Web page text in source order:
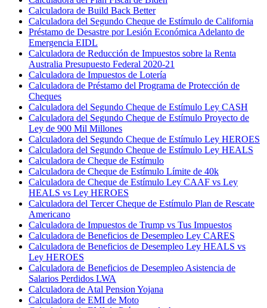
Calculadora de Build Back Better
Calculadora del Segundo Cheque de Estímulo de California
Préstamo de Desastre por Lesión Económica Adelanto de
Emergencia EIDL
Calculadora de Reducción de Impuestos sobre la Renta
Australia Presupuesto Federal 2020-21
Calculadora de Impuestos de Lotería
Calculadora de Préstamo del Programa de Protección de
Cheques
Calculadora del Segundo Cheque de Estímulo Ley CASH
Calculadora del Segundo Cheque de Estímulo Proyecto de
Ley de 900 Mil Millones
Calculadora del Segundo Cheque de Estímulo Ley HEROES
Calculadora del Segundo Cheque de Estímulo Ley HEALS
Calculadora de Cheque de Estímulo
Calculadora de Cheque de Estímulo Límite de 40k
Calculadora de Cheque de Estímulo Ley CAAF vs Ley
HEALS vs Ley HEROES
Calculadora del Tercer Cheque de Estímulo Plan de Rescate
Americano
Calculadora de Impuestos de Trump vs Tus Impuestos
Calculadora de Beneficios de Desempleo Ley CARES
Calculadora de Beneficios de Desempleo Ley HEALS vs
Ley HEROES
Calculadora de Beneficios de Desempleo Asistencia de
Salarios Perdidos LWA
Calculadora de Atal Pension Yojana
Calculadora de EMI de Moto